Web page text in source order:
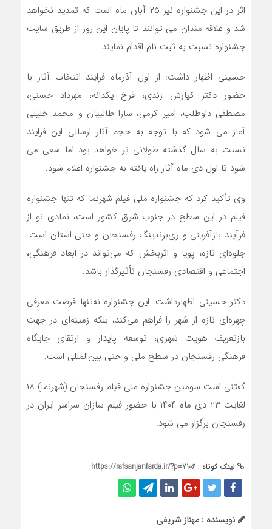
اثر در این جشنواره نیز ۲۵ آبان ماه است که تمدید نخواهد
شد و علاقه مندان می توانند تا پایان این روز از طریق سایت
جشنواره نسبت به ثبت نام اقدام نمایند.
حسینی اظهار داشت: از اول آذرماه فرایند انتخاب آثار با
حضور دکتر کیارش زندی، فرخ یکدانه، مهرداد حسنی،
مصطفی داوطلب، امیر کرمی، سارا طالبیان و محمد خلیلی
آغاز می شود که با توجه به حجم آثار ارسالی این فرایند
نسبت به سال گذشته طولانی تر خواهد بود اما سعی می
شود تا اول دی ماه آثار راه یافته به جشنواره اعلام شود.
وی تأکید کرد که جشنواره ملی فیلم شهرنما که تنها جشنواره
فیلم در این سطح در جنوب شرق کشور است، نمادی نو از
فرآیند بازآفرینی و ری‌برندینگ رفسنجان و حتی استان است.
جلوه‌ای تازه، پویا و اثربخش که می‌تواند در ابعاد فرهنگی،
اجتماعی و اقتصادی رفسنجان تأثیرگذار باشد.
دکتر حسینی اظهارداشت: این جشنواره نه‌تنها فرصت معرفی
چهره‌ای تازه از شهر را فراهم می‌کند، بلکه زمینه‌ای در جهت
بازتعریف هویت شهری، توسعه پایدار و ارتقای جایگاه
فرهنگی رفسنجان در سطح ملی و حتی بین‌المللی است.
گفتنی است سومین جشنواره ملی فیلم رفسنجان (شهرنما) ۱۸
لغایت ۲۳ دی ماه ۱۴۰۴ با حضور فیلم سازان سراسر ایران در
رفسنجان برگزار می شود.
لینک کوتاه : https://rafsanjanfarda.ir/?p=7106
نویسنده : مهناز شریفی